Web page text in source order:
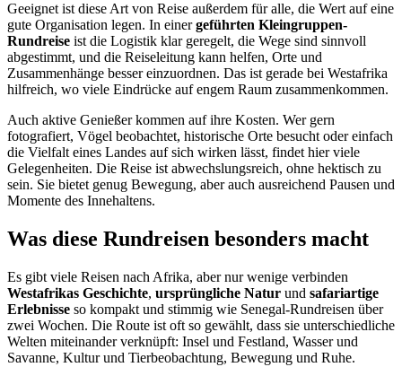
Geeignet ist diese Art von Reise außerdem für alle, die Wert auf eine
gute Organisation legen. In einergeführten Kleingruppen-
Rundreise ist die Logistik klar geregelt, die Wege sind sinnvoll
abgestimmt, und die Reiseleitung kann helfen, Orte und
Zusammenhänge besser einzuordnen. Das ist gerade bei Westafrika
hilfreich, wo viele Eindrücke auf engem Raum zusammenkommen.
Auch aktive Genießer kommen auf ihre Kosten. Wer gern
fotografiert, Vögel beobachtet, historische Orte besucht oder einfach
die Vielfalt eines Landes auf sich wirken lässt, findet hier viele
Gelegenheiten. Die Reise ist abwechslungsreich, ohne hektisch zu
sein. Sie bietet genug Bewegung, aber auch ausreichend Pausen und
Momente des Innehaltens.
Was diese Rundreisen besonders macht
Es gibt viele Reisen nach Afrika, aber nur wenige verbinden
Westafrikas Geschichte, ursprüngliche Natur und safariartige
Erlebnisse so kompakt und stimmig wie Senegal-Rundreisen über
zwei Wochen. Die Route ist oft so gewählt, dass sie unterschiedliche
Welten miteinander verknüpft: Insel und Festland, Wasser und
Savanne, Kultur und Tierbeobachtung, Bewegung und Ruhe.